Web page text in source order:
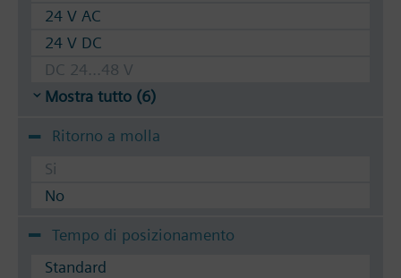
24 V AC
24 V DC
DC 24...48 V
Mostra tutto (6)
Ritorno a molla
Si
No
Tempo di posizionamento
Standard